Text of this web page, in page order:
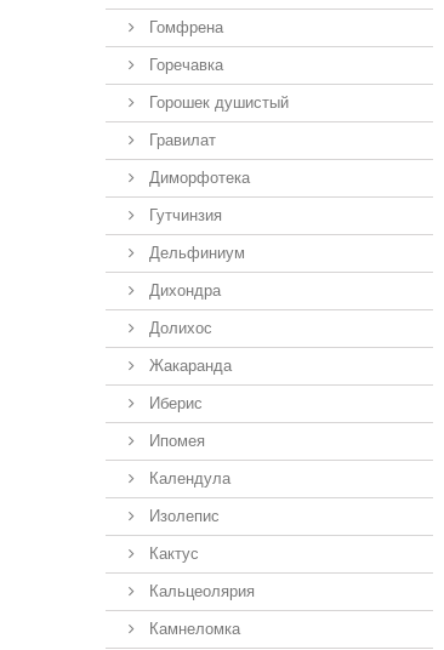
Гомфрена
Горечавка
Горошек душистый
Гравилат
Диморфотека
Гутчинзия
Дельфиниум
Дихондра
Долихос
Жакаранда
Иберис
Ипомея
Календула
Изолепис
Кактус
Кальцеолярия
Камнеломка